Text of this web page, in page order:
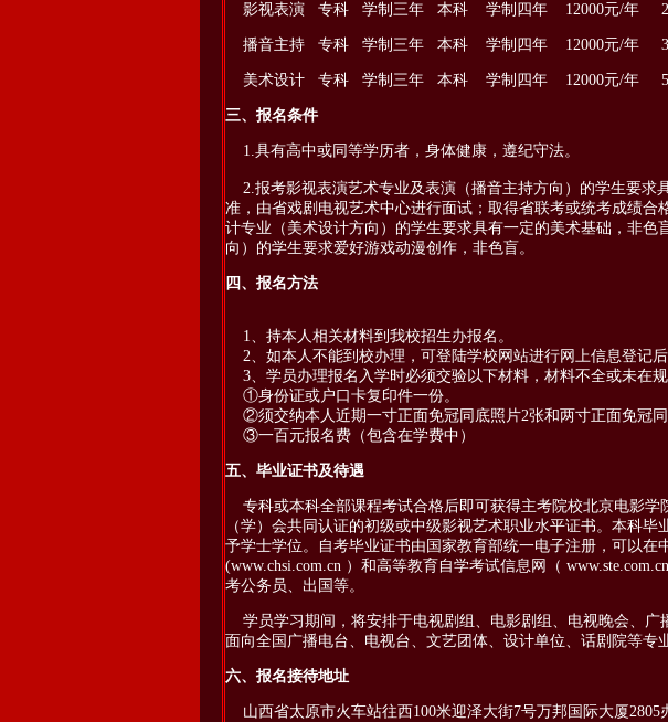
影视表演 专科 学制三年 本科 学制四年 12000元/年
播音主持 专科 学制三年 本科 学制四年 12000元/年
美术设计 专科 学制三年 本科 学制四年 12000元/年
三、报名条件
1.具有高中或同等学历者，身体健康，遵纪守法。
2.报考影视表演艺术专业及表演（播音主持方向）的学生要求
准，由省戏剧电视艺术中心进行面试；取得省联考或统考成绩合
计专业（美术设计方向）的学生要求具有一定的美术基础，非色
向）的学生要求爱好游戏动漫创作，非色盲。
四、报名方法
1、持本人相关材料到我校招生办报名。
2、如本人不能到校办理，可登陆学校网站进行网上信息登记
3、学员办理报名入学时必须交验以下材料，材料不全或未在
①身份证或户口卡复印件一份。
②须交纳本人近期一寸正面免冠同底照片2张和两寸正面免冠同
③一百元报名费（包含在学费中）
五、毕业证书及待遇
专科或本科全部课程考试合格后即可获得主考院校北京电影学
（学）会共同认证的初级或中级影视艺术职业水平证书。本科
予学士学位。自考毕业证书由国家教育部统一电子注册，可以在
(www.chsi.com.cn ）和高等教育自学考试信息网（
考公务员、出国等。
学员学习期间，将安排于电视剧组、电影剧组、电视晚会、广
面向全国广播电台、电视台、文艺团体、设计单位、话剧院等专
六、报名接待地址
山西省太原市火车站往西100米迎泽大街7号万邦国际大厦